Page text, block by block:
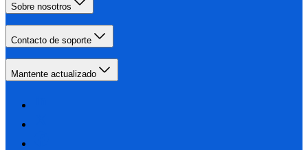
Sobre nosotros
Contacto de soporte
Mantente actualizado